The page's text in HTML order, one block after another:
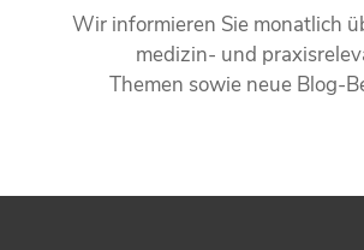
Wir informieren Sie monatlich
medizin- und
Themen sowie neue Blog-